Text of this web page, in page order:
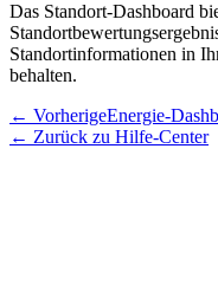
Das Standort-Dashboard
Standortinformationen in
behalten.
← VorherigeEnergie-
← Zurück zu Hilfe-Center